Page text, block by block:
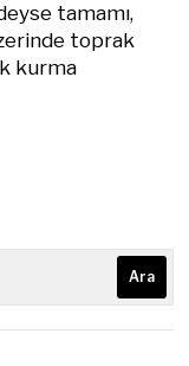
tamamı,
toprak
kurma
Ara